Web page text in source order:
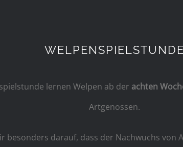
WELPENSPIELSTUNDE
lernen Welpen ab der achten
Artgenossen.
besonders darauf, dass der Nachwuchs von